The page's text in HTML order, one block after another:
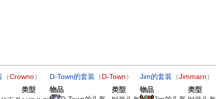
（Crowno）
类型
D-Town的套装 （D-Town）
物品
类型
Jim的套装 （Jimmarn）
物品
类型